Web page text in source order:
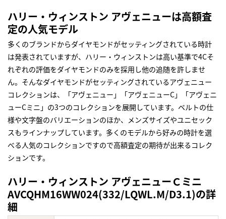
ハリー・ウィンストン アヴェニューは高額査
定の人気モデル
多くのブランドからダイヤモンドがセッティングされている時計
は発表されていますが、ハリー・ウィンストンは高い基準で4Cそ
れぞれの評価をダイヤモンドのみを採用し他の追随を許しませ
ん。そんなダイヤモンドがセッティングされているアヴェニュー
コレクションは、「アヴェニュー」「アヴェニューC」「アヴェニ
ューCミニ」の3つのコレクションを展開しています。ベルトの仕
様や文字盤のバリエーションのほか、メンズサイズやユニセック
スもラインナップしています。多くのモデルから好みの時計を選
べる人気のコレクションですので高額査定の期待が出来るコレク
ションです。
ハリー・ウィンストン アヴェニューＣミニ
AVCQHM16WW024(332/LQWL.M/D3.1)の詳
細